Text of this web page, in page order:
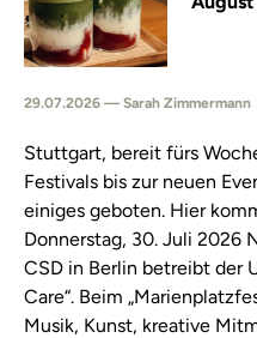
29.07.2026 — Sarah Zimmermann
Stuttgart, bereit fürs
Festivals bis zur neuen
einiges geboten. Hier
Donnerstag, 30. Juli 2026
CSD in Berlin betreibt der
Care“. Beim
Musik, Kunst, kreative